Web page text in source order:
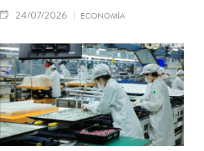
24/07/2026 ECONOMÍA